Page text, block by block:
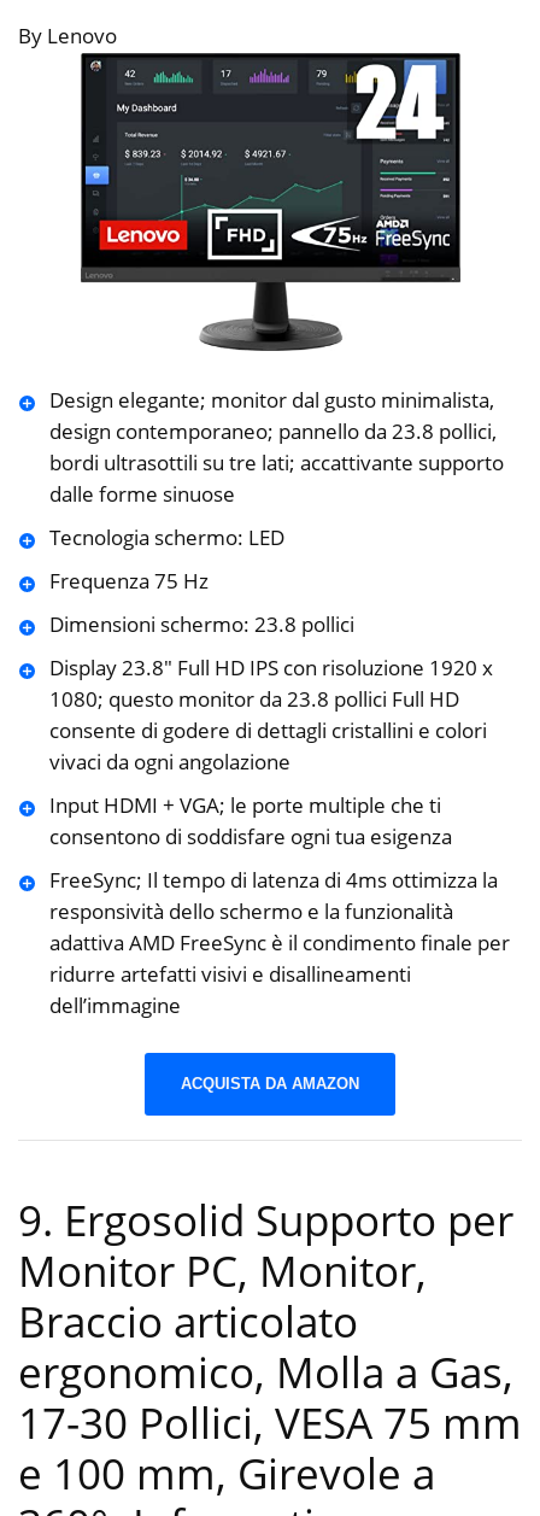
By Lenovo
Design elegante; monitor dal gusto minimalista,
design contemporaneo; pannello da 23.8 pollici,
bordi ultrasottili su tre lati; accattivante supporto
dalle forme sinuose
Tecnologia schermo: LED
Frequenza 75 Hz
Dimensioni schermo: 23.8 pollici
Display 23.8″ Full HD IPS con risoluzione 1920 x
1080; questo monitor da 23.8 pollici Full HD
consente di godere di dettagli cristallini e colori
vivaci da ogni angolazione
Input HDMI + VGA; le porte multiple che ti
consentono di soddisfare ogni tua esigenza
FreeSync; Il tempo di latenza di 4ms ottimizza la
responsività dello schermo e la funzionalità
adattiva AMD FreeSync è il condimento finale per
ridurre artefatti visivi e disallineamenti
dell’immagine
ACQUISTA DA AMAZON
9. Ergosolid Supporto per
Monitor PC, Monitor,
Braccio articolato
ergonomico, Molla a Gas,
17-30 Pollici, VESA 75 mm
e 100 mm, Girevole a